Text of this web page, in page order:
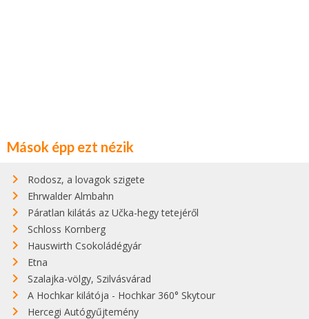
Mások épp ezt nézik
Rodosz, a lovagok szigete
Ehrwalder Almbahn
Páratlan kilátás az Učka-hegy tetejéről
Schloss Kornberg
Hauswirth Csokoládégyár
Etna
Szalajka-völgy, Szilvásvárad
A Hochkar kilátója - Hochkar 360° Skytour
Hercegi Autógyűjtemény